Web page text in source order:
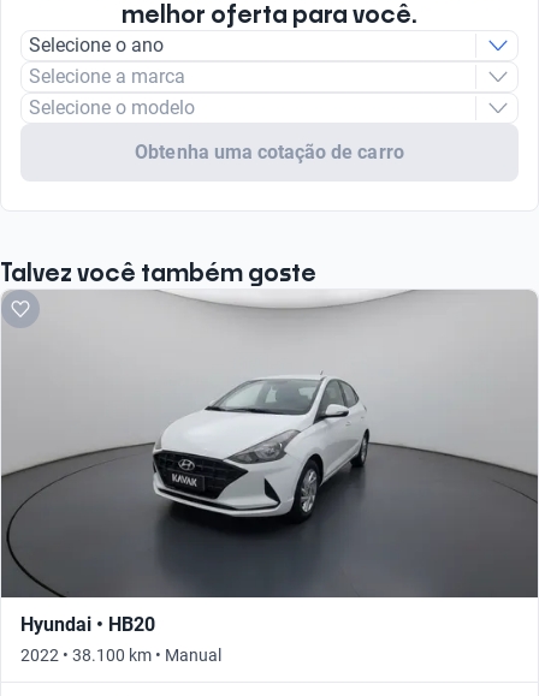
melhor oferta para você.
Selecione o ano
Selecione a marca
Selecione o modelo
Obtenha uma cotação de carro
Talvez você também goste
Hyundai • HB20
2022 • 38.100 km • Manual